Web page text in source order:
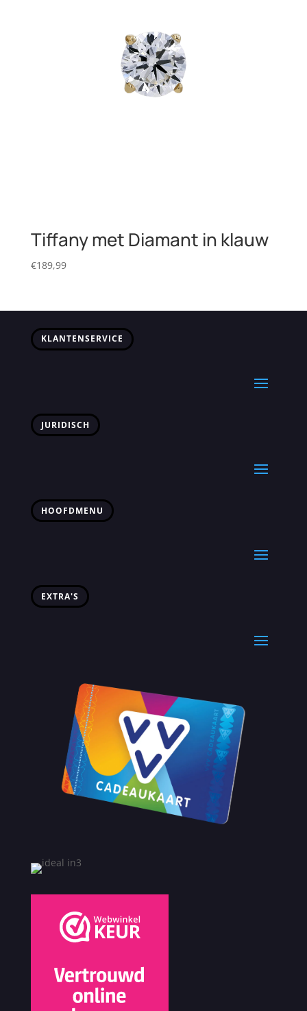
Tiffany met Diamant in klauw
€189,99
KLANTENSERVICE
JURIDISCH
HOOFDMENU
EXTRA'S